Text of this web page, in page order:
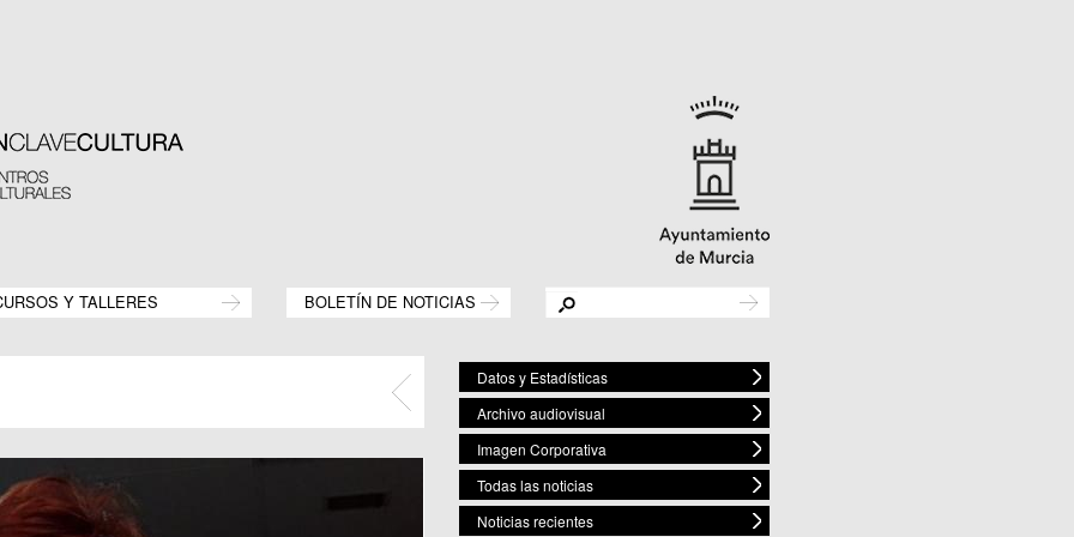
Y TALLERES BOLETÍN DE NOTICIAS
Datos y Estadísticas
Archivo audiovisual
Imagen Corporativa
Todas las noticias
Noticias recientes